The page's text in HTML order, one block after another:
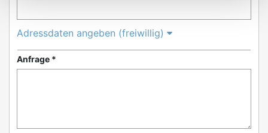
Adressdaten angeben (freiwillig)
Anfrage *